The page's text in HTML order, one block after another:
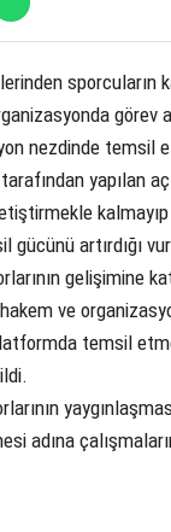
sporcuların
görev
nezdinde temsil
yapılan
artırdığı
gelişimine
ve
temsil
adına